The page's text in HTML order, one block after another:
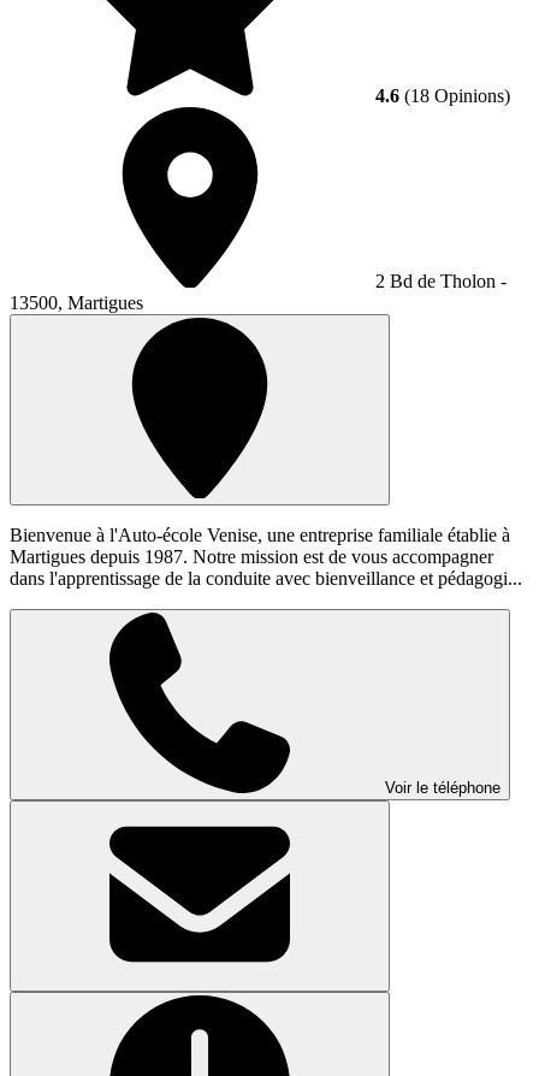
4.6 (18 Opinions)
2 Bd de Tholon -
13500, Martigues
Bienvenue à l'Auto-école Venise, une entreprise familiale établie à
Martigues depuis 1987. Notre mission est de vous accompagner
dans l'apprentissage de la conduite avec bienveillance et pédagogi...
Voir le téléphone